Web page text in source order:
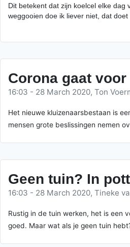
Dit betekent dat zijn koelcel elke
weggooien doe ik liever niet, dat doet
Corona gaat
16:03 - 28 March 2020, Ton
Het nieuwe kluizenaarsbestaan is
mensen grote beslissingen nemen
Geen tuin? In
16:03 - 28 March 2020, Tineke
Rustig in de tuin werken, het is een
goed. Maar wat als je geen tuin